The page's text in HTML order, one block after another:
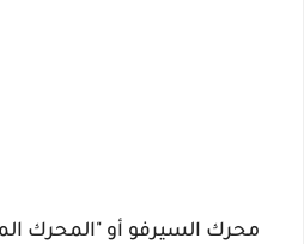
محرك السيرفو أو "المحرك